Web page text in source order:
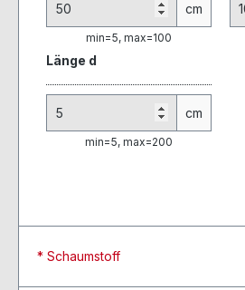
cm
min=5, max=100
Länge d
cm
min=5, max=200
* Schaumstoff